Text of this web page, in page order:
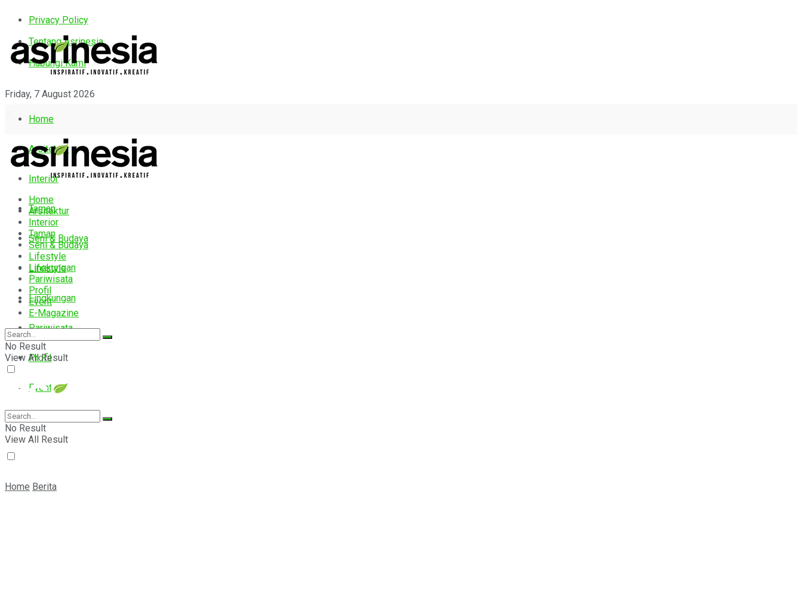
Privacy Policy
Tentang Asrinesia
Hubungi Kami
Friday, 7 August 2026
Home
Arsitektur
Interior
Taman
Seni & Budaya
Lifestyle
Lingkungan
Pariwisata
Profil
Event
E-Magazine
Home
Arsitektur
Interior
Taman
Seni & Budaya
Lifestyle
Lingkungan
Pariwisata
Profil
Event
E-Magazine
No Result
View All Result
No Result
View All Result
Home Berita